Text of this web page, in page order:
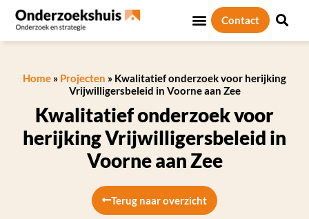
Contact
Home » Projecten » Kwalitatief onderzoek voor herijking
Vrijwilligersbeleid in Voorne aan Zee
Kwalitatief onderzoek voor
herijking Vrijwilligersbeleid in
Voorne aan Zee
Terug naar overzicht